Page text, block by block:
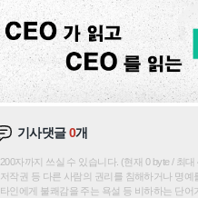
기사댓글0개
200자까지 쓰실 수 있습니다. (현재 0 byte / 최대
저작권 등 다른 사람의 권리를 침해하거나 명
타인에게 불쾌감을 주는 욕설 등 비하하는 단